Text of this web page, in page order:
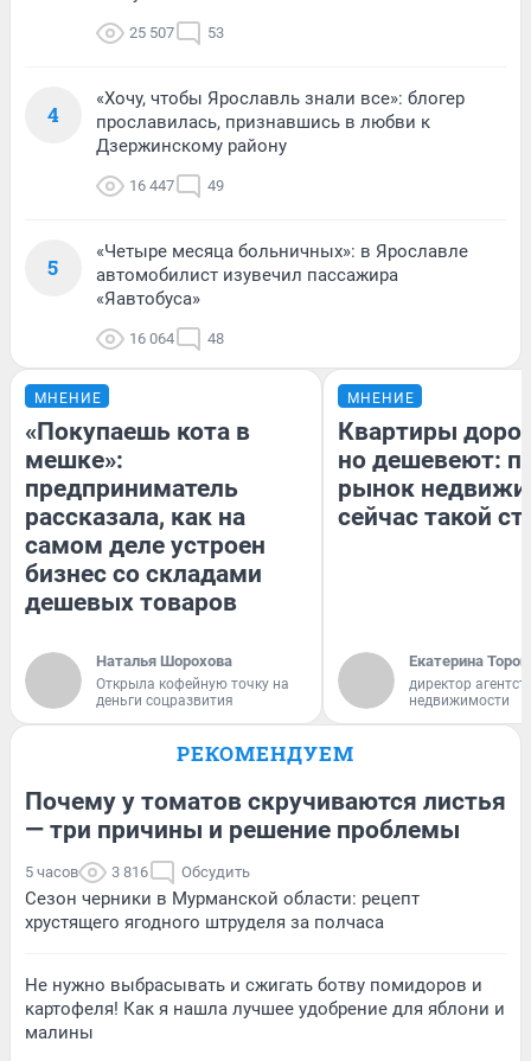
25 507 53
4
«Хочу, чтобы Ярославль знали все»: блогер
прославилась, признавшись в любви к
Дзержинскому району
16 447 49
5
«Четыре месяца больничных»: в Ярославле
автомобилист изувечил пассажира
«Яавтобуса»
16 064 48
МНЕНИЕ
«Покупаешь кота в
мешке»:
предприниматель
рассказала, как на
самом деле устроен
бизнес со складами
дешевых товаров
Наталья Шорохова
Открыла кофейную точку на
деньги соцразвития
МНЕНИЕ
Квартиры
но дешевеют:
рынок
сейчас такой
Екатерина
директор
недвижимости
РЕКОМЕНДУЕМ
Почему у томатов скручиваются листья
— три причины и решение проблемы
5 часов 3 816 Обсудить
Сезон черники в Мурманской области: рецепт
хрустящего ягодного штруделя за полчаса
Не нужно выбрасывать и сжигать ботву помидоров и
картофеля! Как я нашла лучшее удобрение для яблони и
малины